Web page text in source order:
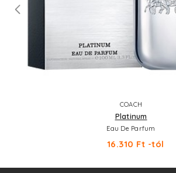
COACH
Platinum
Eau De Parfum
16.310 Ft -tól